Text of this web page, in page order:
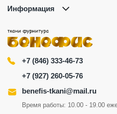
Информация
+7 (846) 333-46-73
+7 (927) 260-05-76
benefis-tkani@mail.ru
Время работы: 10.00 - 19.00